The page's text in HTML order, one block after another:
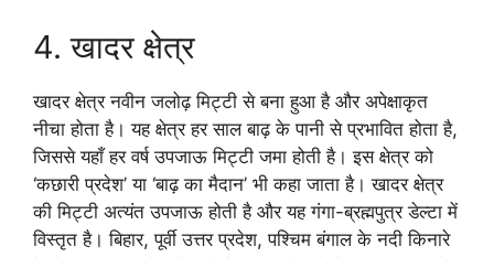
4. खादर क्षेत्र
खादर क्षेत्र नवीन जलोढ़ मिट्टी से बना हुआ है और अपेक्षाकृत
नीचा होता है। यह क्षेत्र हर साल बाढ़ के पानी से प्रभावित होता है,
जिससे यहाँ हर वर्ष उपजाऊ मिट्टी जमा होती है। इस क्षेत्र को
‘कछारी प्रदेश’ या ‘बाढ़ का मैदान’ भी कहा जाता है। खादर क्षेत्र
की मिट्टी अत्यंत उपजाऊ होती है और यह गंगा-ब्रह्मपुत्र डेल्टा में
विस्तृत है। बिहार, पूर्वी उत्तर प्रदेश, पश्चिम बंगाल के नदी किनारे